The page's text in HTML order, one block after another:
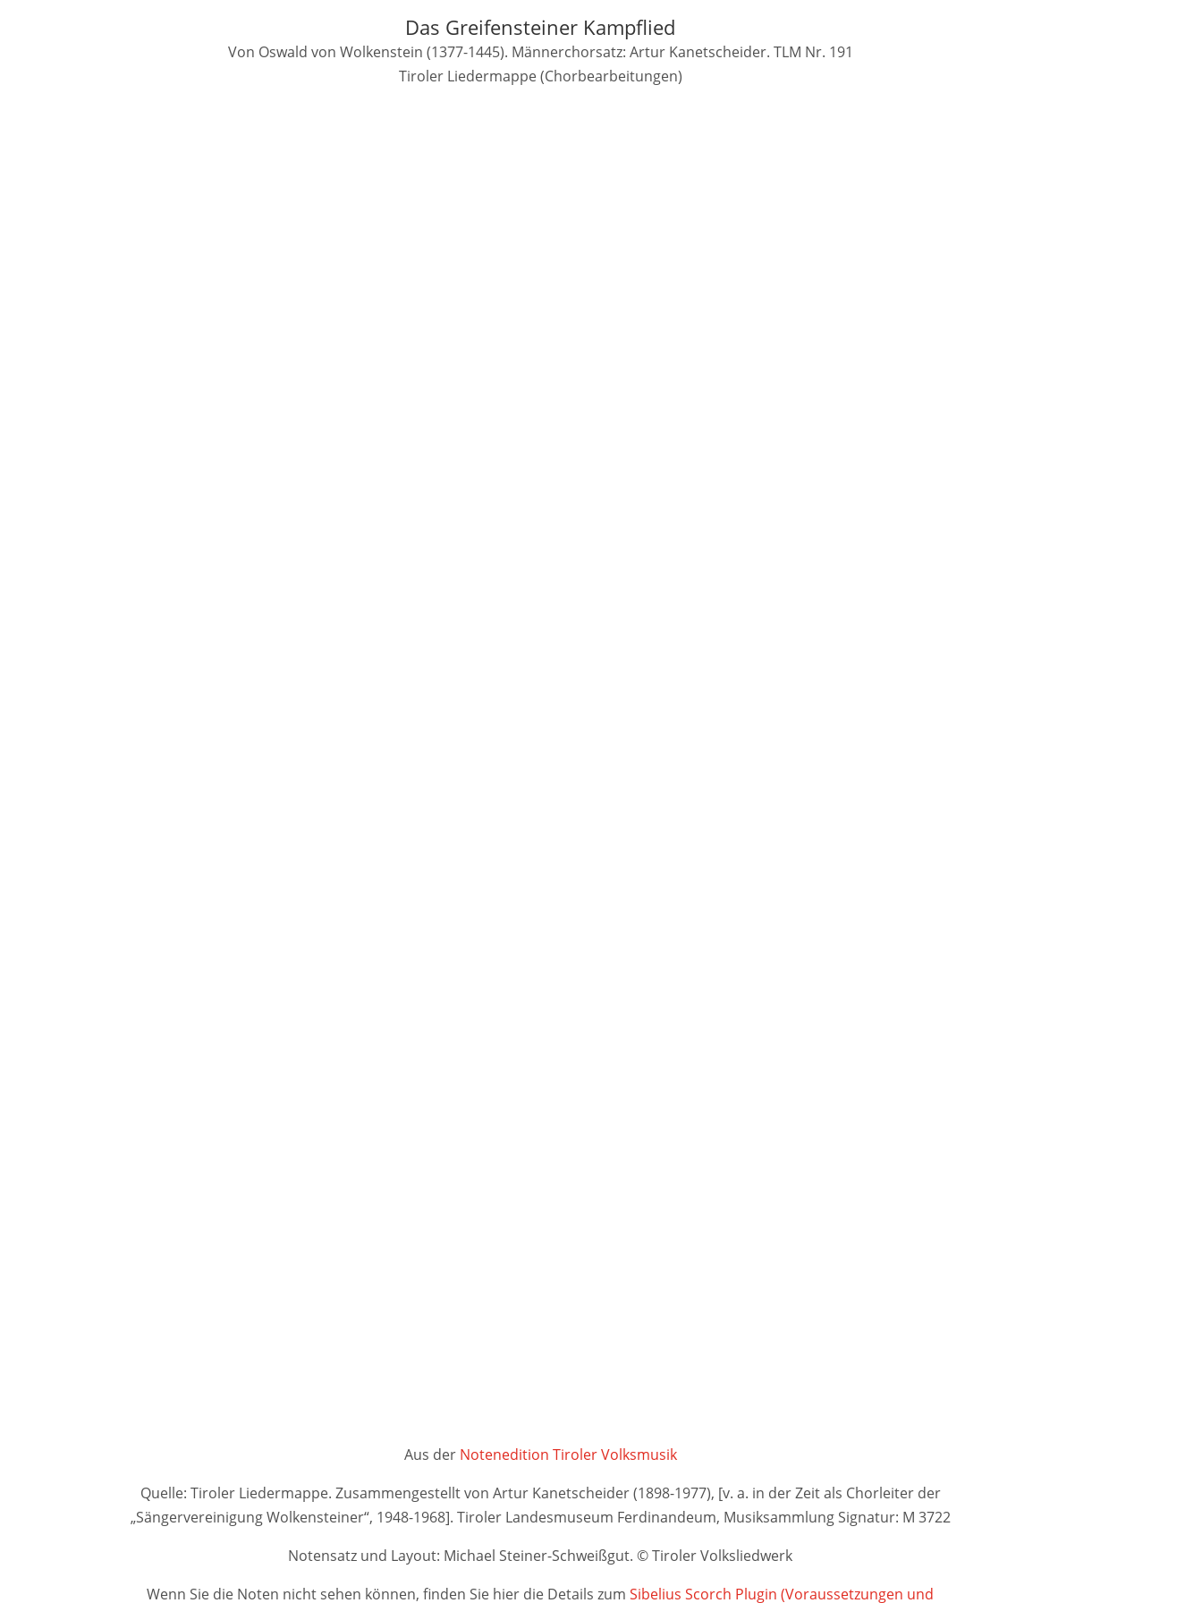
Das Greifensteiner Kampflied
Von Oswald von Wolkenstein (1377-1445). Männerchorsatz: Artur Kanetscheider. TLM Nr. 191
Tiroler Liedermappe (Chorbearbeitungen)
Aus der Notenedition Tiroler Volksmusik
Quelle: Tiroler Liedermappe. Zusammengestellt von Artur Kanetscheider (1898-1977), [v. a. in der Zeit als Chorleiter der
„Sängervereinigung Wolkensteiner“, 1948-1968]. Tiroler Landesmuseum Ferdinandeum, Musiksammlung Signatur: M 3722
Notensatz und Layout: Michael Steiner-Schweißgut. © Tiroler Volksliedwerk
Wenn Sie die Noten nicht sehen können, finden Sie hier die Details zumSibelius Scorch Plugin (Voraussetzungen und